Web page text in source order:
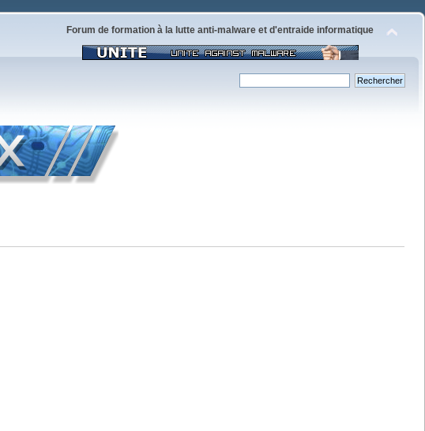
Forum de formation à la lutte anti-malware et d'entraide informatique